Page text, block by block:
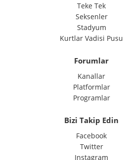
Teke Tek
Seksenler
Stadyum
Kurtlar Vadisi Pusu
Forumlar
Kanallar
Platformlar
Programlar
Bizi Takip Edin
Facebook
Twitter
Instagram